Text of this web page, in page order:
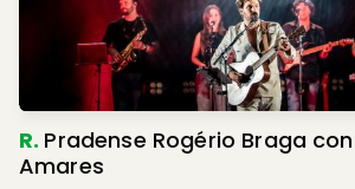
R. Pradense Rogério Braga
Amares